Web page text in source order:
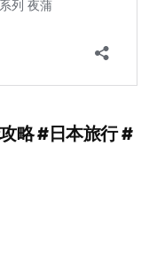
略 #日本旅行 #